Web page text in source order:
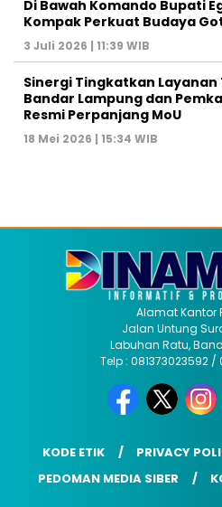
Di Bawah Komando Bupati
Kompak Perkuat Budaya
3 Juli 2026 | 11:39 WIB
Sinergi Tingkatkan Layanan
Bandar Lampung dan
Resmi Perpanjang MoU
18 Mei 2026 | 15:34 WIB
Alamat Kantor
Jalan Untung
Labuhan Ratu,
Telp : 081373023592
KODE ETIK PRIVACY
PEDOMAN MEDIA SIBER